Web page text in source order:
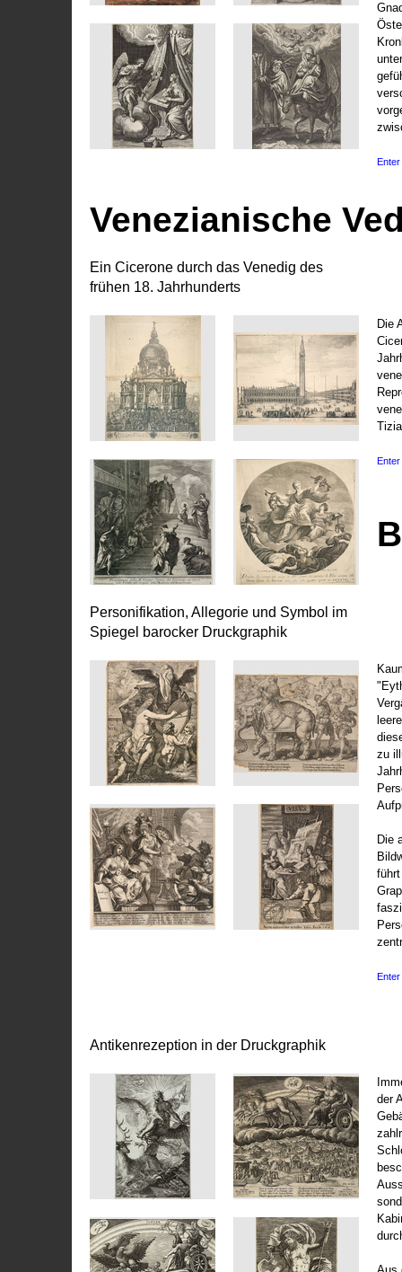
Enter
Venezianische
Ein Cicerone durch das Venedig des
frühen 18. Jahrhunderts
Die
Enter
Personifikation, Allegorie und Symbol im
Spiegel barocker Druckgraphik
zu
Die
Enter
Antikenrezeption in der Druckgraphik
der